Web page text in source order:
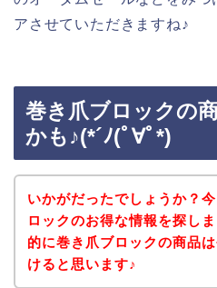
アさせていただきますね♪
巻き爪ブロックの
かも♪(*´ﾉ(ﾟ∀ﾟ*)
いかがだったでしょうか？
ロックのお得な情報を探し
的に巻き爪ブロックの商品
けると思います♪